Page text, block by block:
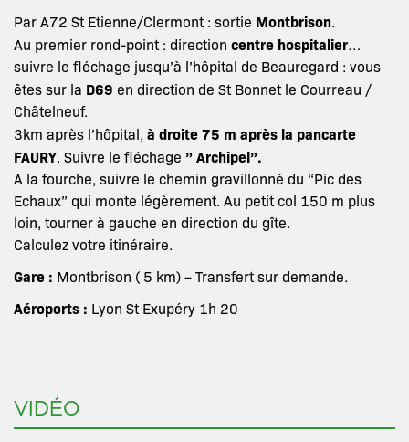
Par A72 St Etienne/Clermont : sortie Montbrison.
Au premier rond-point : direction centre hospitalier…
suivre le fléchage jusqu’à l’hôpital de Beauregard : vous
êtes sur la D69 en direction de St Bonnet le Courreau /
Châtelneuf.
3km après l’hôpital, à droite 75 m après la pancarte
FAURY. Suivre le fléchage ” Archipel”.
A la fourche, suivre le chemin gravillonné du “Pic des
Echaux” qui monte légèrement. Au petit col 150 m plus
loin, tourner à gauche en direction du gîte.
Calculez votre itinéraire.
Gare : Montbrison ( 5 km) – Transfert sur demande.
Aéroports : Lyon St Exupéry 1h 20
VIDÉO